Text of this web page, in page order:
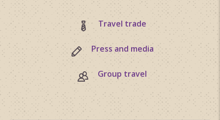
Travel trade
Press and media
Group travel